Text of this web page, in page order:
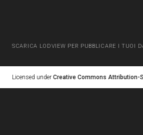
SCARICA LODVIEW PER PUBBLICARE I TUOI
Licensed under Creative Commons Attribution-